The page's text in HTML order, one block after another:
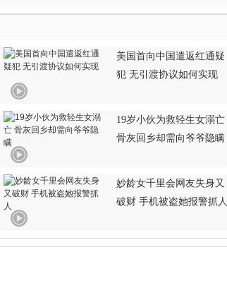
美国首向中国遣返红通疑
犯 无引渡协议如何实现
19岁小伙为救轻生女溺亡
骨灰回乡却需向爷爷隐瞒
妙龄女千里会网友失身又
破财 手机被盗她报警抓人